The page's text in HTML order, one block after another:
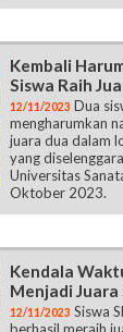
Kembali
Siswa Raih
12/11/2023 Dua
mengharumkan
juara dua dalam
yang
Universitas
Oktober 2023.
Kendala
Menjadi Juara
12/11/2023 Siswa